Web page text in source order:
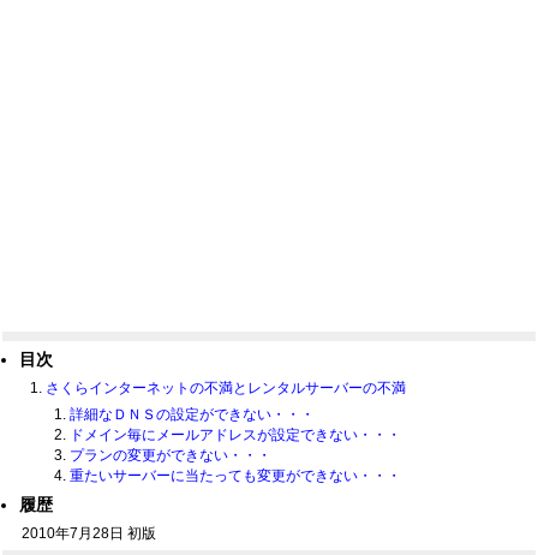
目次
さくらインターネットの不満とレンタルサーバーの不満
詳細なＤＮＳの設定ができない・・・
ドメイン毎にメールアドレスが設定できない・・・
プランの変更ができない・・・
重たいサーバーに当たっても変更ができない・・・
履歴
2010年7月28日 初版